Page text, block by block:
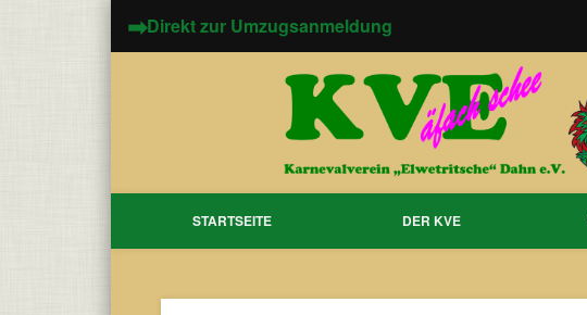
➡Direkt zur Umzugsanmeldung
STARTSEITE DER KVE